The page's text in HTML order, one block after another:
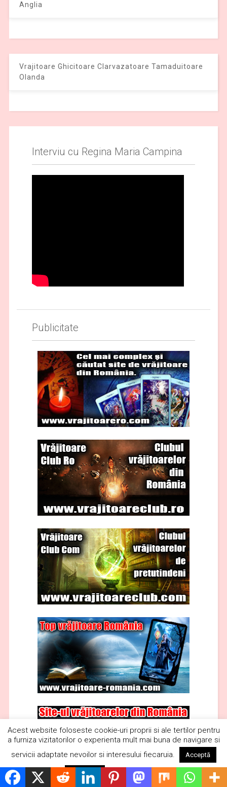
Anglia
Vrajitoare Ghicitoare Clarvazatoare Tamaduitoare
Olanda
Interviu cu Regina Maria Campina
Publicitate
Acest website foloseste cookie-uri proprii si ale tertilor pentru
a furniza vizitatorilor o experienta mult mai buna de navigare si
servicii adaptate nevoilor si interesului fiecaruia.
Acceptă
Respinge Citește mai mult